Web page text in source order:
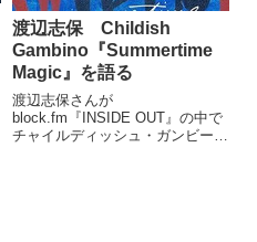
渡辺志保 Childish
Gambino『Summertime
Magic』を語る
渡辺志保さんが
block.fm『INSIDE OUT』の中で
チャイルディッシュ・ガンビーノ